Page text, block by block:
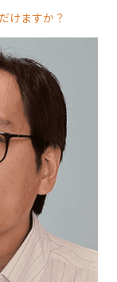
けますか？